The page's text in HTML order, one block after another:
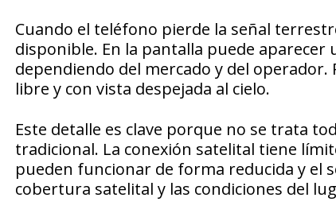
Cuando el teléfono pierde la señal
disponible. En la pantalla puede aparecer
dependiendo del mercado y del
libre y con vista despejada al cielo.
Este detalle es clave porque no se trata
tradicional. La conexión satelital tiene
pueden funcionar de forma reducida y el
cobertura satelital y las condiciones del